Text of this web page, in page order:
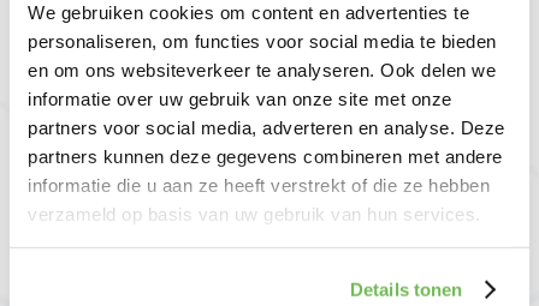
We gebruiken cookies om content en advertenties te
personaliseren, om functies voor social media te bieden
en om ons websiteverkeer te analyseren. Ook delen we
informatie over uw gebruik van onze site met onze
partners voor social media, adverteren en analyse. Deze
partners kunnen deze gegevens combineren met andere
informatie die u aan ze heeft verstrekt of die ze hebben
verzameld op basis van uw gebruik van hun services.
Details tonen
Bestelformulier
Opleverkeuring